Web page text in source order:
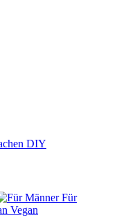
Für
Vegan